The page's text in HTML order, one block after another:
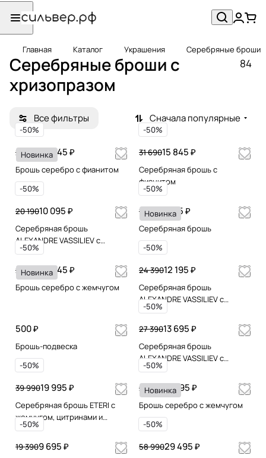
Главная Каталог Украшения Серебряные броши
Серебряные броши с
хризопразом
84
Все фильтры Сначала популярные
Новинка
-50%
14 845 ₽
29 690
Брошь серебро с фианитом
-50%
15 845 ₽
31 690
Серебряная брошь с
фианитом
-50%
10 095 ₽
20 190
Серебряная брошь
ALEXANDRE VASSILIEV с
марказитами Swarovski и
гранатами
Новинка
-50%
8 195 ₽
16 390
Серебряная брошь
Новинка
-50%
12 845 ₽
25 690
Брошь серебро с жемчугом
-50%
12 195 ₽
24 390
Серебряная брошь
ALEXANDRE VASSILIEV с
марказитами Swarovski и
гранатами
500 ₽
Брошь-подвеска
-50%
13 695 ₽
27 390
Серебряная брошь
ALEXANDRE VASSILIEV с
марказитами Swarovski и
гранатами
-50%
19 995 ₽
39 990
Серебряная брошь ETERI с
жемчугом, цитринами и
позолотой
Новинка
-50%
13 995 ₽
27 990
Брошь серебро с жемчугом
-50%
9 695 ₽
19 390
-50%
29 495 ₽
58 990